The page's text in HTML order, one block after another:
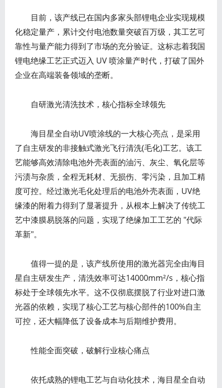
目前，该产线已在国内多家头部锂电企业实现规模
化稳定量产，累计交付电池数量突破百万级，其工艺可
靠性与量产能力得到了市场的充分验证。这标志着我国
锂电绝缘工艺正式迈入 UV 喷涂量产时代，打破了国外
企业在高端装备领域的垄断。
自研激光清洗技术，核心指标全球领先
海目星全自动UV喷涂线的一大核心亮点，是采用
了自主研发的非接触式激光飞行清洗(毛化)工艺。该工
艺能够高效清除电池外壳表面的油污、灰尘、氧化层等
污渍与杂质，全程无耗材、无损伤、零污染，且加工精
度可控。经过激光毛化处理后的电池外壳表面，UV绝
缘漆的附着力得到了显著提升，从根本上解决了传统工
艺中漆膜易脱落的问题，实现了绝缘加工工艺的 "代际
革新"。
值得一提的是，该产线所使用的激光器完全由海目
星自主研发生产，清洗效率可达14000mm²/s，核心指
标处于全球领先水平。这不仅彻底摆脱了行业对进口激
光器的依赖，实现了核心工艺与核心部件的100%自主
可控，还大幅降低了设备成本与后期维护费用。
性能全面突破，破解行业核心痛点
依托成熟的锂电工艺与自动化技术，海目星全自动